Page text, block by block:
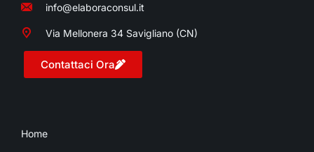
info@elaboraconsul.it
Via Mellonera 34 Savigliano (CN)
Contattaci Ora
Home